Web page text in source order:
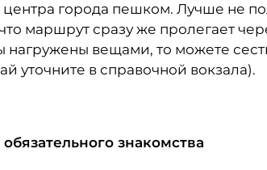
центра города пешком. Лучше не
маршрут сразу же пролегает
нагружены вещами, то можете
уточните в справочной вокзала).
знакомства